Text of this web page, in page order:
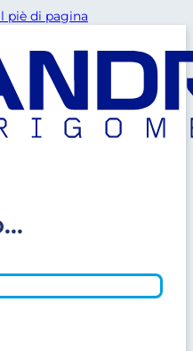
piè di pagina